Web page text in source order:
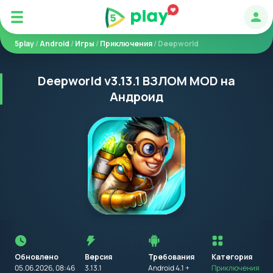
5play/Android /Игры /Приключения/ Deepworld
Deepworld v3.13.1 ВЗЛОМ MOD на
Андроид
Обновлено
05.06.2026, 08:46
Версия
3.13.1
Требования
Android 4.1 +
установкой
приложения
на
устройство
Категория
Приключения